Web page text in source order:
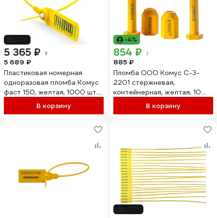
5 365 ₽
5 689 ₽
Пластиковая номерная
одноразовая пломба Комус
фаст 150, желтая, 1000 штук
В корзину
-4%
854 ₽
885 ₽
Пломба ООО Комус С-3-
2201 стержневая,
контейнерная, желтая, 10
штук/упаковка 899737
В корзину